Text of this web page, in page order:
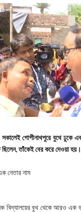
গোপীনাথপুরে বুথে ঢুকে
ছিলেন, তাঁকেই বের করে দেওয়া
নেতার নাম
বিদ্যালয়ের বুথ থেকে আরও